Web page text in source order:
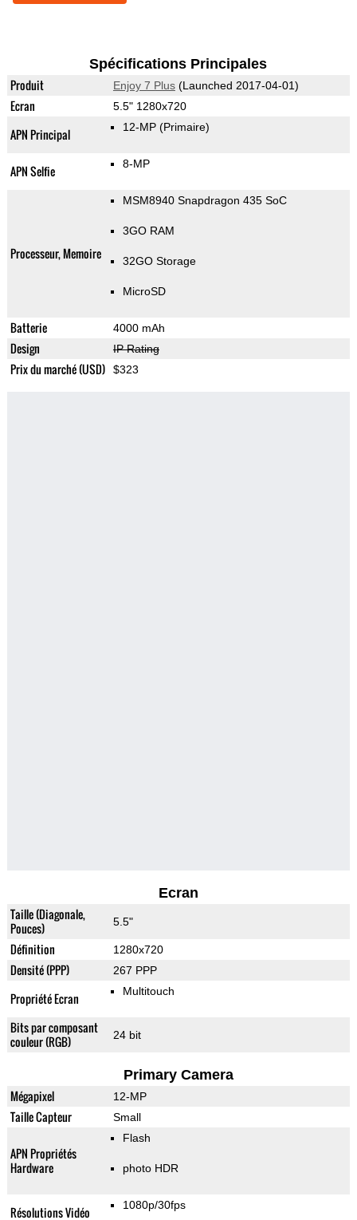
Spécifications Principales
Produit Enjoy 7 Plus(Launched 2017-04-01)
Ecran 5.5" 1280x720
APN Principal 12-MP (Primaire)
APN Selfie 8-MP
Processeur, Memoire
MSM8940 Snapdragon 435 SoC
3GO RAM
32GO Storage
MicroSD
Batterie 4000 mAh
Design IP Rating
Prix du marché (USD) $323
Ecran
Taille (Diagonale,
Pouces)
5.5"
Définition 1280x720
Densité (PPP) 267 PPP
Propriété Ecran Multitouch
Bits par composant
couleur (RGB)
24 bit
Primary Camera
Mégapixel 12-MP
Taille Capteur Small
APN Propriétés
Hardware
Flash
photo HDR
Résolutions Vidéo 1080p/30fps